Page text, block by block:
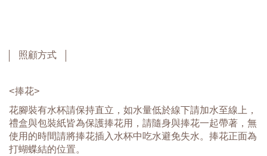
照顧方式
<捧花>
花腳裝有水杯請保持直立，如水量低於線下請加水至線上，
禮盒與包裝紙皆為保護捧花用，請隨身與捧花一起帶著，無
使用的時間請將捧花插入水杯中吃水避免失水。捧花正面為
打蝴蝶結的位置。